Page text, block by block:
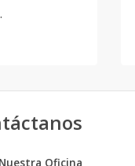
Nuestra Oficina